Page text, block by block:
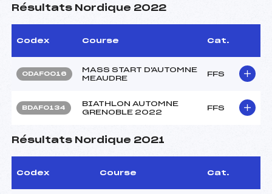
Résultats Nordique 2022
Codex Course Cat.
ODAF0016
MASS START D'AUTOMNE
MEAUDRE
FFS
BDAF0134
BIATHLON AUTOMNE
GRENOBLE 2022
FFS
Résultats Nordique 2021
Codex Course Cat.